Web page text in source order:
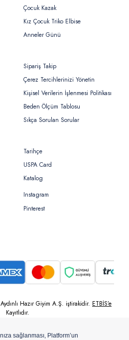
Çocuk Kazak
Kız Çocuk Triko Elbise
Anneler Günü
Sipariş Takip
Çerez Tercihlerinizi Yönetin
Kişisel Verilerin İşlenmesi Politikası
Beden Ölçüm Tablosu
Sıkça Sorulan Sorular
Tarihçe
USPA Card
Katalog
Instagram
Pinterest
Aydınlı Hazır Giyim A.Ş. iştirakidir. ETBİS’e
Kayıtlıdır.